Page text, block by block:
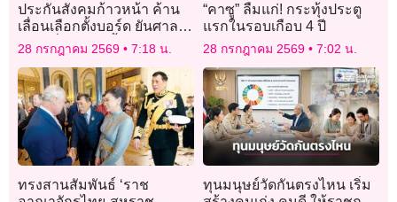
ประกันสังคมก้าวหน้า ค้าน
เลื่อนเลือกตั้งบอร์ด ยันศาล
ไม่ได้สั่งยกเลิก จี้ กกต. จัด
ตามเดิม 27 ก.ย.
28 กรกฎาคม 2569 7:18 น.
“คาซู” ลืมแก่! กระทุ้งประตู
แรกในรอบเกือบ 4 ปี
28 กรกฎาคม 2569 7:02 น.
ทรงสานสัมพันธ์ ‘ราช
ทุนมนุษย์วัดกันตรงไหน เริ่ม